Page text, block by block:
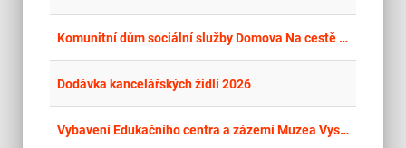
Komunitní dům sociální služby Domova Na cestě - Hlinsko – vnitřní vybavení
Dodávka kancelářských židlí 2026
Vybavení Edukačního centra a zázemí Muzea Vysočiny Jihlava